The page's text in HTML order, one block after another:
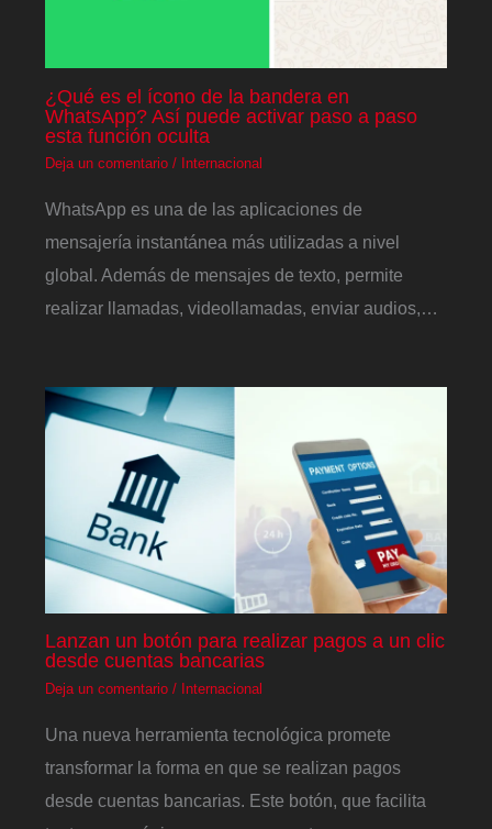
¿Qué es el ícono de la bandera en
WhatsApp? Así puede activar paso a paso
esta función oculta
Deja un comentario / Internacional
WhatsApp es una de las aplicaciones de
mensajería instantánea más utilizadas a nivel
global. Además de mensajes de texto, permite
realizar llamadas, videollamadas, enviar audios,…
Lanzan un botón para realizar pagos a un clic
desde cuentas bancarias
Deja un comentario / Internacional
Una nueva herramienta tecnológica promete
transformar la forma en que se realizan pagos
desde cuentas bancarias. Este botón, que facilita